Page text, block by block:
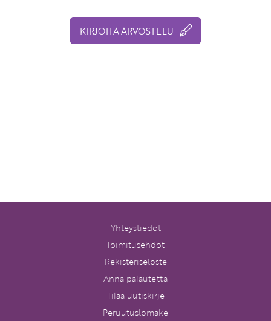
KIRJOITA ARVOSTELU
Yhteystiedot
Toimitusehdot
Rekisteriseloste
Anna palautetta
Tilaa uutiskirje
Peruutuslomake